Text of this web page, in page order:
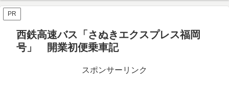
PR
西鉄高速バス「さぬきエクスプレス福岡
号」 開業初便乗車記
スポンサーリンク